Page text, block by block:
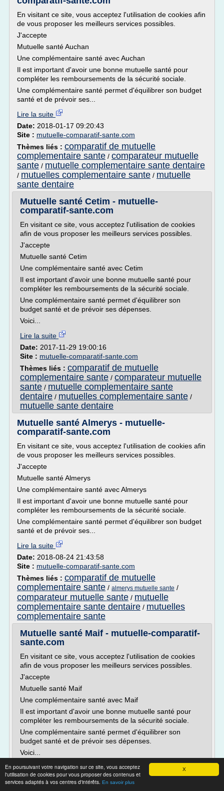
X
En poursuivant votre navigation sur ce site, vous acceptez
l'utilisation de cookies pour vous proposer des contenus et
services adaptés à vos centres d'intérêts. En savoir plus
En visitant ce site, vous acceptez l'utilisation de cookies afin
de vous proposer les meilleurs services possibles.
J'accepte
Mutuelle santé Auchan
Une complémentaire santé avec Auchan
Il est important d'avoir une bonne mutuelle santé pour
compléter les remboursements de la sécurité sociale.
Une complémentaire santé permet d'équilibrer son budget
santé et de prévoir ses...
Lire la suite
Date: 2018-01-17 09:20:43
Site : mutuelle-comparatif-sante.com
Thèmes liés : comparatif de mutuelle
complementaire sante / comparateur mutuelle
sante / mutuelle complementaire sante dentaire
/ mutuelles complementaire sante / mutuelle
sante dentaire
Mutuelle santé Cetim - mutuelle-
comparatif-sante.com
En visitant ce site, vous acceptez l'utilisation de cookies
afin de vous proposer les meilleurs services possibles.
J'accepte
Mutuelle santé Cetim
Une complémentaire santé avec Cetim
Il est important d'avoir une bonne mutuelle santé pour
compléter les remboursements de la sécurité sociale.
Une complémentaire santé permet d'équilibrer son
budget santé et de prévoir ses dépenses.
Voici...
Lire la suite
Date: 2017-11-29 19:00:16
Site : mutuelle-comparatif-sante.com
Thèmes liés : comparatif de mutuelle
complementaire sante / comparateur mutuelle
sante / mutuelle complementaire sante
dentaire / mutuelles complementaire sante /
mutuelle sante dentaire
Mutuelle santé Almerys - mutuelle-
comparatif-sante.com
En visitant ce site, vous acceptez l'utilisation de cookies afin
de vous proposer les meilleurs services possibles.
J'accepte
Mutuelle santé Almerys
Une complémentaire santé avec Almerys
Il est important d'avoir une bonne mutuelle santé pour
compléter les remboursements de la sécurité sociale.
Une complémentaire santé permet d'équilibrer son budget
santé et de prévoir ses...
Lire la suite
Date: 2018-08-24 21:43:58
Site : mutuelle-comparatif-sante.com
Thèmes liés : comparatif de mutuelle
complementaire sante / almerys mutuelle sante /
comparateur mutuelle sante / mutuelle
complementaire sante dentaire / mutuelles
complementaire sante
Mutuelle santé Maif - mutuelle-comparatif-
sante.com
En visitant ce site, vous acceptez l'utilisation de cookies
afin de vous proposer les meilleurs services possibles.
J'accepte
Mutuelle santé Maif
Une complémentaire santé avec Maif
Il est important d'avoir une bonne mutuelle santé pour
compléter les remboursements de la sécurité sociale.
Une complémentaire santé permet d'équilibrer son
budget santé et de prévoir ses dépenses.
Voici...
Lire la suite